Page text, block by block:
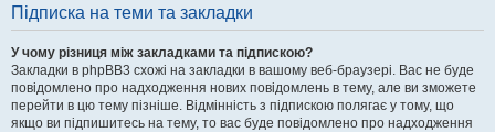
Підписка на теми та закладки
У чому різниця між закладками та підпискою?
Закладки в phpBB3 схожі на закладки в вашому веб-браузері. Вас не буде
повідомлено про надходження нових повідомлень в тему, але ви зможете
перейти в цю тему пізніше. Відмінність з підпискою полягає у тому, що
якщо ви підпишитесь на тему, то вас буде повідомлено про надходження